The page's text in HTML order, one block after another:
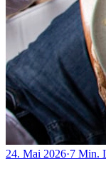
24. Mai 2026·7 Min.